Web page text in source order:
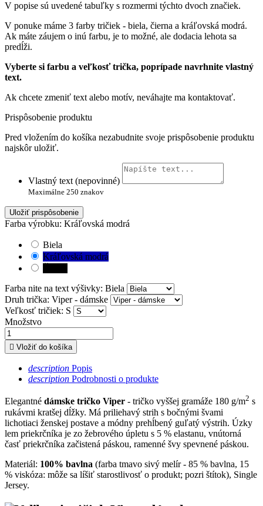
V popise sú uvedené tabuľky s rozmermi týchto dvoch značiek.
V ponuke máme 3 farby tričiek - biela, čierna a kráľovská modrá.
Ak máte záujem o inú farbu, je to možné, ale dodacia lehota sa
predĺži.
Vyberte si farbu a veľkosť trička, poprípade navrhnite vlastný
text.
Ak chcete zmeniť text alebo motív, neváhajte ma kontaktovať.
Prispôsobenie produktu
Pred vložením do košíka nezabudnite svoje prispôsobenie produktu
najskôr uložiť.
Vlastný text (nepovinné)
Maximálne 250 znakov
Uložiť prispôsobenie
Farba výrobku: Kráľovská modrá
Biela
Kráľovská modrá
Farba nite na text výšivky: Biela
Druh trička: Viper - dámske
Veľkosť tričiek: S
Množstvo
 Vložiť do košíka
description Popis
description Podrobnosti o produkte
Elegantné dámske tričko Viper - tričko vyššej gramáže 180 g/m2 s
rukávmi kratšej dĺžky. Má priliehavý strih s bočnými švami
lichotiaci ženskej postave a módny prehĺbený guľatý výstrih. Úzky
lem priekrčníka je zo žebrového úpletu s 5 % elastanu, vnútorná
časť priekrčníka začistená páskou, ramenné švy spevnené páskou.
Materiál: 100% bavlna (farba tmavo sivý melír - 85 % bavlna, 15
% viskóza: môže sa líšiť starostlivosť o produkt; pozri štítok), Single
Jersey.